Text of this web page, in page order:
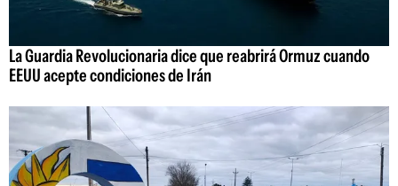
La Guardia Revolucionaria dice que reabrirá Ormuz cuando
EEUU acepte condiciones de Irán